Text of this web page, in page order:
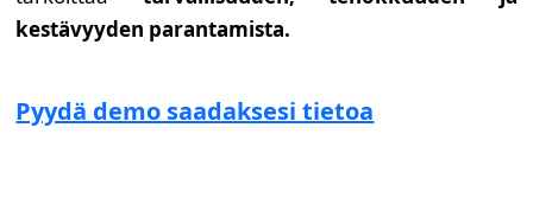
kestävyyden parantamista.
Pyydä demo saadaksesi tietoa